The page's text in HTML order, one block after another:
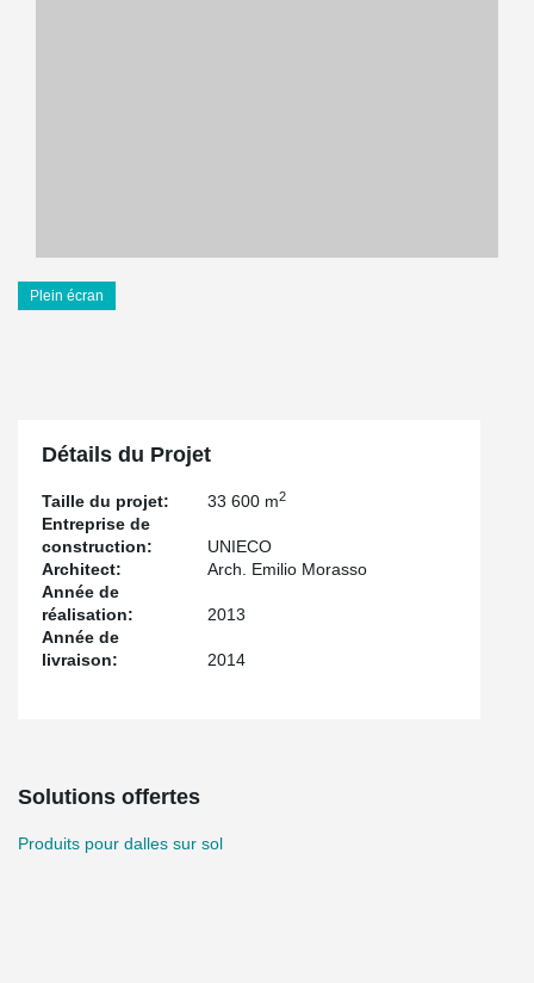
Plein écran
Détails du Projet
Taille du projet: 33 600 m2
Entreprise de
construction:
UNIECO
Architect:
Arch. Emilio Morasso
Année de
réalisation:
2013
Année de
livraison:
2014
Solutions offertes
Produits pour dalles sur sol